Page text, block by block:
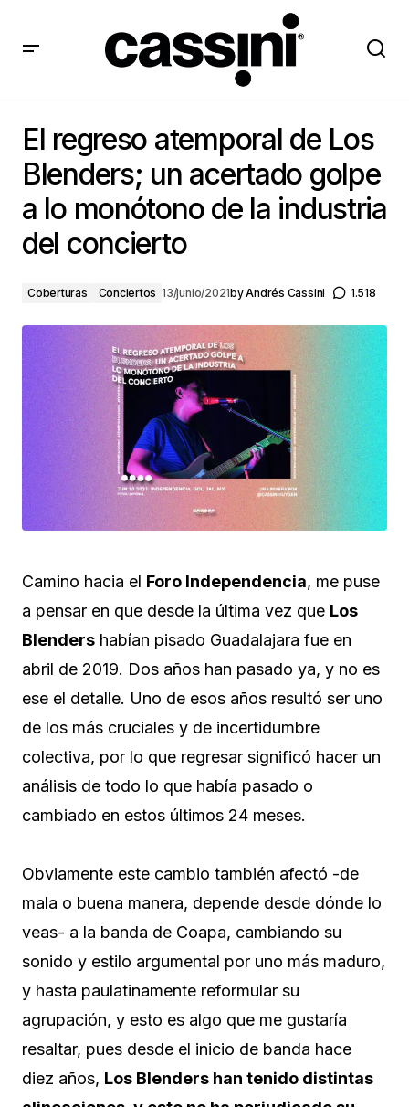
golpe a lo monótono de la industria del concierto
El regreso atemporal de Los
Blenders; un acertado golpe
a lo monótono de la industria
del concierto
Coberturas Conciertos 13/junio/2021byAndrés Cassini 1.518
Camino hacia el Foro Independencia, me puse
a pensar en que desde la última vez que Los
Blenders habían pisado Guadalajara fue en
abril de 2019. Dos años han pasado ya, y no es
ese el detalle. Uno de esos años resultó ser uno
de los más cruciales y de incertidumbre
colectiva, por lo que regresar significó hacer un
análisis de todo lo que había pasado o
cambiado en estos últimos 24 meses.
Obviamente este cambio también afectó -de
mala o buena manera, depende desde dónde lo
veas- a la banda de Coapa, cambiando su
sonido y estilo argumental por uno más maduro,
y hasta paulatinamente reformular su
agrupación, y esto es algo que me gustaría
resaltar, pues desde el inicio de banda hace
diez años, Los Blenders han tenido distintas